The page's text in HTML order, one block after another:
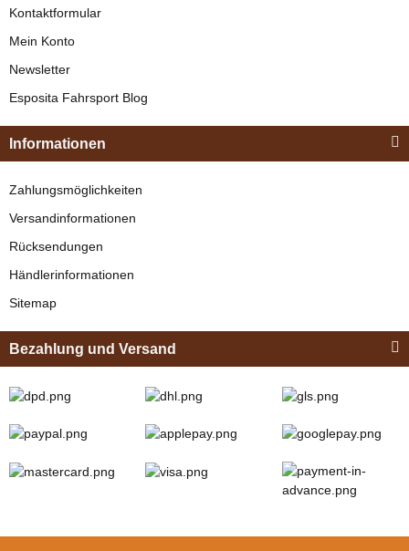
"Shettyglück"
Braun
329,00 €*
Zilco
Zilco Sicherheits-
Kontaktformular
Mein Konto
Newsletter
Esposita Fahrsport Blog
Informationen
Zahlungsmöglichkeiten
Versandinformationen
Rücksendungen
Händlerinformationen
Sitemap
Bezahlung und Versand